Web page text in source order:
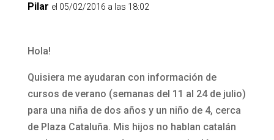
Pilar el 05/02/2016 a las 18:02
Hola!
Quisiera me ayudaran con información de
cursos de verano (semanas del 11 al 24 de julio)
para una niña de dos años y un niño de 4, cerca
de Plaza Cataluña. Mis hijos no hablan catalán